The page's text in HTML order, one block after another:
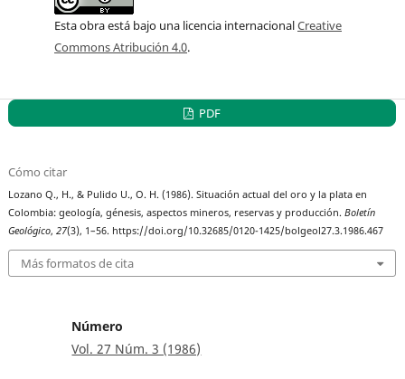
Esta obra está bajo una licencia internacionalCreative
Commons Atribución 4.0.
PDF
Cómo citar
Lozano Q., H., & Pulido U., O. H. (1986). Situación actual del oro y la plata en
Colombia: geología, génesis, aspectos mineros, reservas y producción.Boletín
Geológico,27(3), 1–56. https://doi.org/10.32685/0120-1425/bolgeol27.3.1986.467
Más formatos de cita
Número
Vol. 27 Núm. 3 (1986)